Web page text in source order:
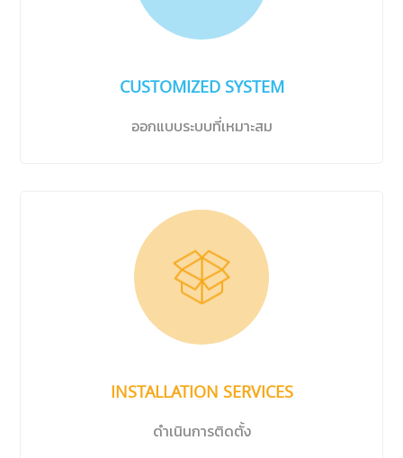
CUSTOMIZED SYSTEM
ออกแบบระบบที่เหมาะสม
INSTALLATION SERVICES
ดำเนินการติดตั้ง